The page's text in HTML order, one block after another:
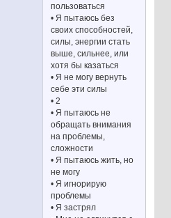
пользоваться
• Я пытаюсь без
своих способностей,
силы, энергии стать
выше, сильнее, или
хотя бы казаться
• Я не могу вернуть
себе эти силы
• 2
• Я пытаюсь не
обращать внимания
на проблемы,
сложности
• Я пытаюсь жить, но
не могу
• Я игнорирую
проблемы
• Я застрял